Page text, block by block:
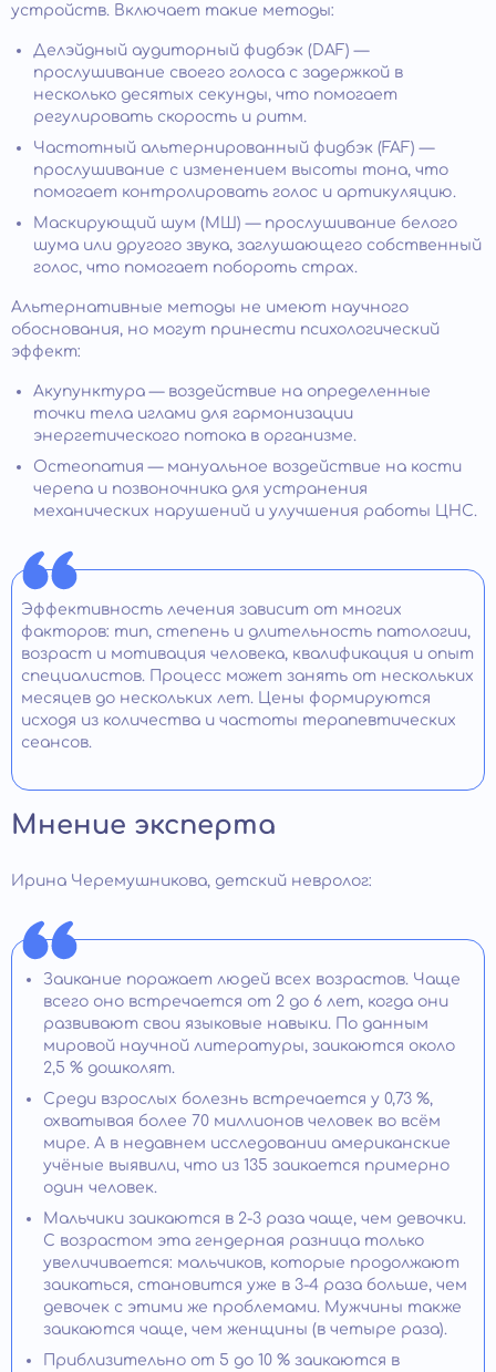
устройств. Включает такие методы:
Делэйдный аудиторный фидбэк (DAF) —
прослушивание своего голоса с задержкой в
несколько десятых секунды, что помогает
регулировать скорость и ритм.
Частотный альтернированный фидбэк (FAF) —
прослушивание с изменением высоты тона, что
помогает контролировать голос и артикуляцию.
Маскирующий шум (МШ) — прослушивание белого
шума или другого звука, заглушающего собственный
голос, что помогает побороть страх.
Альтернативные методы не имеют научного
обоснования, но могут принести психологический
эффект:
Акупунктура — воздействие на определенные
точки тела иглами для гармонизации
энергетического потока в организме.
Остеопатия — мануальное воздействие на кости
черепа и позвоночника для устранения
механических нарушений и улучшения работы ЦНС.
Эффективность лечения зависит от многих
факторов: тип, степень и длительность патологии,
возраст и мотивация человека, квалификация и опыт
специалистов. Процесс может занять от нескольких
месяцев до нескольких лет. Цены формируются
исходя из количества и частоты терапевтических
сеансов.
Мнение эксперта
Ирина Черемушникова, детский невролог:
Заикание поражает людей всех возрастов. Чаще
всего оно встречается от 2 до 6 лет, когда они
развивают свои языковые навыки. По данным
мировой научной литературы, заикаются около
2,5 % дошколят.
Среди взрослых болезнь встречается у 0,73 %,
охватывая более 70 миллионов человек во всём
мире. А в недавнем исследовании американские
учёные выявили, что из 135 заикается примерно
один человек.
Мальчики заикаются в 2-3 раза чаще, чем девочки.
С возрастом эта гендерная разница только
увеличивается: мальчиков, которые продолжают
заикаться, становится уже в 3-4 раза больше, чем
девочек с этими же проблемами. Мужчины также
заикаются чаще, чем женщины (в четыре раза).
Приблизительно от 5 до 10 % заикаются в